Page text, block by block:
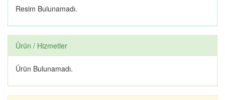
Resim Bulunamadı.
Ürün / Hizmetler
Ürün Bulunamadı.